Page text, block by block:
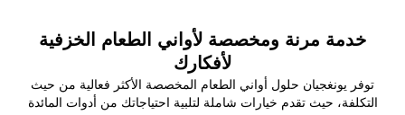
خدمة مرنة ومخصصة لأواني الطعام الخزفية
لأفكارك
توفر يونغجيان حلول أواني الطعام المخصصة الأكثر فعالية من حيث
التكلفة، حيث تقدم خيارات شاملة لتلبية احتياجاتك من أدوات المائدة